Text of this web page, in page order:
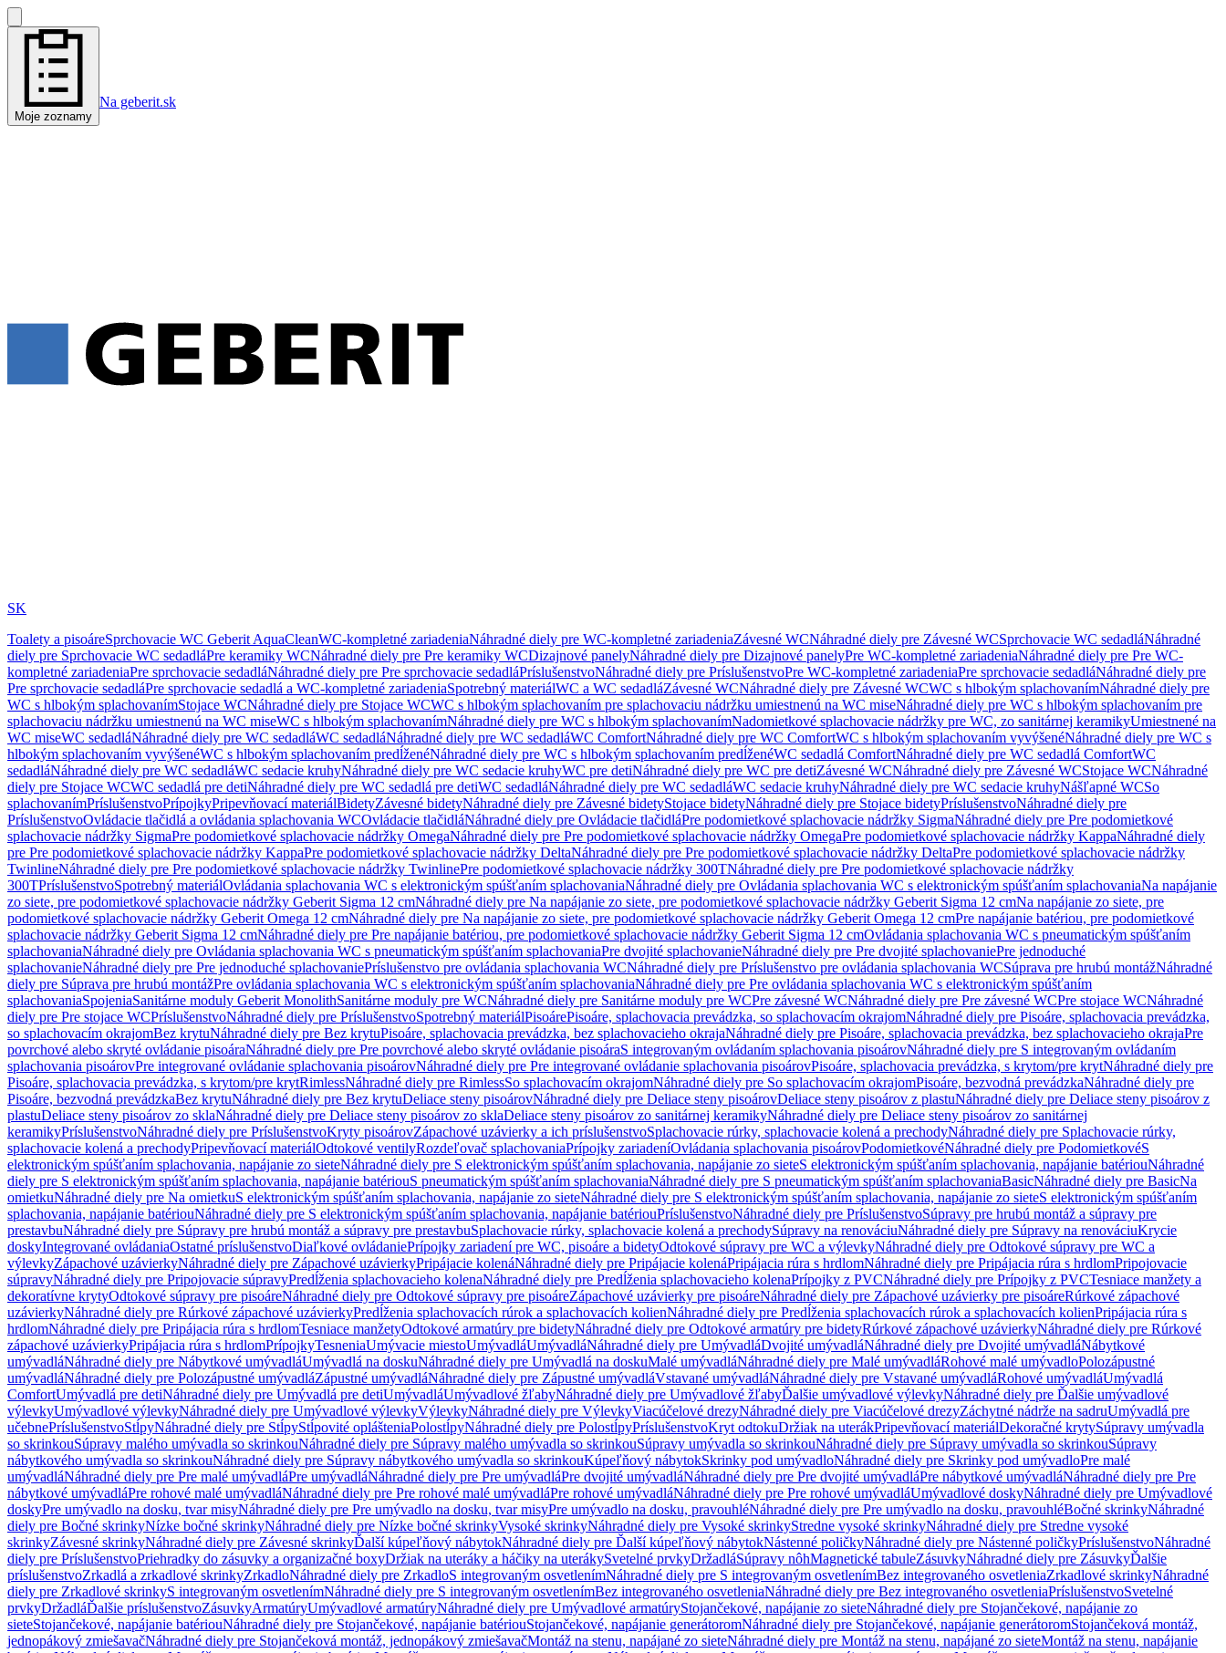
Moje zoznamy
Na geberit.sk
SK
Toalety a pisoáreSprchovacie WC Geberit AquaCleanWC-kompletné zariadeniaNáhradné diely pre WC-kompletné zariadeniaZávesné WCNáhradné diely pre Závesné WCSprchovacie WC sedadláNáhradné
diely pre Sprchovacie WC sedadláPre keramiky WCNáhradné diely pre Pre keramiky WCDizajnové panelyNáhradné diely pre Dizajnové panelyPre WC-kompletné zariadeniaNáhradné diely pre Pre WC-
kompletné zariadeniaPre sprchovacie sedadláNáhradné diely pre Pre sprchovacie sedadláPríslušenstvoNáhradné diely pre PríslušenstvoPre WC-kompletné zariadeniaPre sprchovacie sedadláNáhradné diely pre
Pre sprchovacie sedadláPre sprchovacie sedadlá a WC-kompletné zariadeniaSpotrebný materiálWC a WC sedadláZávesné WCNáhradné diely pre Závesné WCWC s hlbokým splachovanímNáhradné diely pre
WC s hlbokým splachovanímStojace WCNáhradné diely pre Stojace WCWC s hlbokým splachovaním pre splachovaciu nádržku umiestnenú na WC miseNáhradné diely pre WC s hlbokým splachovaním pre
splachovaciu nádržku umiestnenú na WC miseWC s hlbokým splachovanímNáhradné diely pre WC s hlbokým splachovanímNadomietkové splachovacie nádržky pre WC, zo sanitárnej keramikyUmiestnené na
WC miseWC sedadláNáhradné diely pre WC sedadláWC sedadláNáhradné diely pre WC sedadláWC ComfortNáhradné diely pre WC ComfortWC s hlbokým splachovaním vyvýšenéNáhradné diely pre WC s
hlbokým splachovaním vyvýšenéWC s hlbokým splachovaním predĺženéNáhradné diely pre WC s hlbokým splachovaním predĺženéWC sedadlá ComfortNáhradné diely pre WC sedadlá ComfortWC
sedadláNáhradné diely pre WC sedadláWC sedacie kruhyNáhradné diely pre WC sedacie kruhyWC pre detiNáhradné diely pre WC pre detiZávesné WCNáhradné diely pre Závesné WCStojace WCNáhradné
diely pre Stojace WCWC sedadlá pre detiNáhradné diely pre WC sedadlá pre detiWC sedadláNáhradné diely pre WC sedadláWC sedacie kruhyNáhradné diely pre WC sedacie kruhyNášľapné WCSo
splachovanímPríslušenstvoPrípojkyPripevňovací materiálBidetyZávesné bidetyNáhradné diely pre Závesné bidetyStojace bidetyNáhradné diely pre Stojace bidetyPríslušenstvoNáhradné diely pre
PríslušenstvoOvládacie tlačidlá a ovládania splachovania WCOvládacie tlačidláNáhradné diely pre Ovládacie tlačidláPre podomietkové splachovacie nádržky SigmaNáhradné diely pre Pre podomietkové
splachovacie nádržky SigmaPre podomietkové splachovacie nádržky OmegaNáhradné diely pre Pre podomietkové splachovacie nádržky OmegaPre podomietkové splachovacie nádržky KappaNáhradné diely
pre Pre podomietkové splachovacie nádržky KappaPre podomietkové splachovacie nádržky DeltaNáhradné diely pre Pre podomietkové splachovacie nádržky DeltaPre podomietkové splachovacie nádržky
TwinlineNáhradné diely pre Pre podomietkové splachovacie nádržky TwinlinePre podomietkové splachovacie nádržky 300TNáhradné diely pre Pre podomietkové splachovacie nádržky
300TPríslušenstvoSpotrebný materiálOvládania splachovania WC s elektronickým spúšťaním splachovaniaNáhradné diely pre Ovládania splachovania WC s elektronickým spúšťaním splachovaniaNa napájanie
zo siete, pre podomietkové splachovacie nádržky Geberit Sigma 12 cmNáhradné diely pre Na napájanie zo siete, pre podomietkové splachovacie nádržky Geberit Sigma 12 cmNa napájanie zo siete, pre
podomietkové splachovacie nádržky Geberit Omega 12 cmNáhradné diely pre Na napájanie zo siete, pre podomietkové splachovacie nádržky Geberit Omega 12 cmPre napájanie batériou, pre podomietkové
splachovacie nádržky Geberit Sigma 12 cmNáhradné diely pre Pre napájanie batériou, pre podomietkové splachovacie nádržky Geberit Sigma 12 cmOvládania splachovania WC s pneumatickým spúšťaním
splachovaniaNáhradné diely pre Ovládania splachovania WC s pneumatickým spúšťaním splachovaniaPre dvojité splachovanieNáhradné diely pre Pre dvojité splachovaniePre jednoduché
splachovanieNáhradné diely pre Pre jednoduché splachovaniePríslušenstvo pre ovládania splachovania WCNáhradné diely pre Príslušenstvo pre ovládania splachovania WCSúprava pre hrubú montážNáhradné
diely pre Súprava pre hrubú montážPre ovládania splachovania WC s elektronickým spúšťaním splachovaniaNáhradné diely pre Pre ovládania splachovania WC s elektronickým spúšťaním
splachovaniaSpojeniaSanitárne moduly Geberit MonolithSanitárne moduly pre WCNáhradné diely pre Sanitárne moduly pre WCPre závesné WCNáhradné diely pre Pre závesné WCPre stojace WCNáhradné
diely pre Pre stojace WCPríslušenstvoNáhradné diely pre PríslušenstvoSpotrebný materiálPisoárePisoáre, splachovacia prevádzka, so splachovacím okrajomNáhradné diely pre Pisoáre, splachovacia prevádzka,
so splachovacím okrajomBez krytuNáhradné diely pre Bez krytuPisoáre, splachovacia prevádzka, bez splachovacieho okrajaNáhradné diely pre Pisoáre, splachovacia prevádzka, bez splachovacieho okrajaPre
povrchové alebo skryté ovládanie pisoáraNáhradné diely pre Pre povrchové alebo skryté ovládanie pisoáraS integrovaným ovládaním splachovania pisoárovNáhradné diely pre S integrovaným ovládaním
splachovania pisoárovPre integrované ovládanie splachovania pisoárovNáhradné diely pre Pre integrované ovládanie splachovania pisoárovPisoáre, splachovacia prevádzka, s krytom/pre krytNáhradné diely pre
Pisoáre, splachovacia prevádzka, s krytom/pre krytRimlessNáhradné diely pre RimlessSo splachovacím okrajomNáhradné diely pre So splachovacím okrajomPisoáre, bezvodná prevádzkaNáhradné diely pre
Pisoáre, bezvodná prevádzkaBez krytuNáhradné diely pre Bez krytuDeliace steny pisoárovNáhradné diely pre Deliace steny pisoárovDeliace steny pisoárov z plastuNáhradné diely pre Deliace steny pisoárov z
plastuDeliace steny pisoárov zo sklaNáhradné diely pre Deliace steny pisoárov zo sklaDeliace steny pisoárov zo sanitárnej keramikyNáhradné diely pre Deliace steny pisoárov zo sanitárnej
keramikyPríslušenstvoNáhradné diely pre PríslušenstvoKryty pisoárovZápachové uzávierky a ich príslušenstvoSplachovacie rúrky, splachovacie kolená a prechodyNáhradné diely pre Splachovacie rúrky,
splachovacie kolená a prechodyPripevňovací materiálOdtokové ventilyRozdeľovač splachovaniaPrípojky zariadeníOvládania splachovania pisoárovPodomietkovéNáhradné diely pre PodomietkovéS
elektronickým spúšťaním splachovania, napájanie zo sieteNáhradné diely pre S elektronickým spúšťaním splachovania, napájanie zo sieteS elektronickým spúšťaním splachovania, napájanie batériouNáhradné
diely pre S elektronickým spúšťaním splachovania, napájanie batériouS pneumatickým spúšťaním splachovaniaNáhradné diely pre S pneumatickým spúšťaním splachovaniaBasicNáhradné diely pre BasicNa
omietkuNáhradné diely pre Na omietkuS elektronickým spúšťaním splachovania, napájanie zo sieteNáhradné diely pre S elektronickým spúšťaním splachovania, napájanie zo sieteS elektronickým spúšťaním
splachovania, napájanie batériouNáhradné diely pre S elektronickým spúšťaním splachovania, napájanie batériouPríslušenstvoNáhradné diely pre PríslušenstvoSúpravy pre hrubú montáž a súpravy pre
prestavbuNáhradné diely pre Súpravy pre hrubú montáž a súpravy pre prestavbuSplachovacie rúrky, splachovacie kolená a prechodySúpravy na renováciuNáhradné diely pre Súpravy na renováciuKrycie
doskyIntegrované ovládaniaOstatné príslušenstvoDiaľkové ovládaniePrípojky zariadení pre WC, pisoáre a bidetyOdtokové súpravy pre WC a výlevkyNáhradné diely pre Odtokové súpravy pre WC a
výlevkyZápachové uzávierkyNáhradné diely pre Zápachové uzávierkyPripájacie kolenáNáhradné diely pre Pripájacie kolenáPripájacia rúra s hrdlomNáhradné diely pre Pripájacia rúra s hrdlomPripojovacie
súpravyNáhradné diely pre Pripojovacie súpravyPredĺženia splachovacieho kolenaNáhradné diely pre Predĺženia splachovacieho kolenaPrípojky z PVCNáhradné diely pre Prípojky z PVCTesniace manžety a
dekoratívne krytyOdtokové súpravy pre pisoáreNáhradné diely pre Odtokové súpravy pre pisoáreZápachové uzávierky pre pisoáreNáhradné diely pre Zápachové uzávierky pre pisoáreRúrkové zápachové
uzávierkyNáhradné diely pre Rúrkové zápachové uzávierkyPredĺženia splachovacích rúrok a splachovacích kolienNáhradné diely pre Predĺženia splachovacích rúrok a splachovacích kolienPripájacia rúra s
hrdlomNáhradné diely pre Pripájacia rúra s hrdlomTesniace manžetyOdtokové armatúry pre bidetyNáhradné diely pre Odtokové armatúry pre bidetyRúrkové zápachové uzávierkyNáhradné diely pre Rúrkové
zápachové uzávierkyPripájacia rúra s hrdlomPrípojkyTesneniaUmývacie miestoUmývadláUmývadláNáhradné diely pre UmývadláDvojité umývadláNáhradné diely pre Dvojité umývadláNábytkové
umývadláNáhradné diely pre Nábytkové umývadláUmývadlá na doskuNáhradné diely pre Umývadlá na doskuMalé umývadláNáhradné diely pre Malé umývadláRohové malé umývadloPolozápustné
umývadláNáhradné diely pre Polozápustné umývadláZápustné umývadláNáhradné diely pre Zápustné umývadláVstavané umývadláNáhradné diely pre Vstavané umývadláRohové umývadláUmývadlá
ComfortUmývadlá pre detiNáhradné diely pre Umývadlá pre detiUmývadláUmývadlové žľabyNáhradné diely pre Umývadlové žľabyĎalšie umývadlové výlevkyNáhradné diely pre Ďalšie umývadlové
výlevkyUmývadlové výlevkyNáhradné diely pre Umývadlové výlevkyVýlevkyNáhradné diely pre VýlevkyViacúčelové drezyNáhradné diely pre Viacúčelové drezyZáchytné nádrže na sadruUmývadlá pre
učebnePríslušenstvoStĺpyNáhradné diely pre StĺpyStĺpovité oplášteniaPolostĺpyNáhradné diely pre PolostĺpyPríslušenstvoKryt odtokuDržiak na uterákPripevňovací materiálDekoračné krytySúpravy umývadla
so skrinkouSúpravy malého umývadla so skrinkouNáhradné diely pre Súpravy malého umývadla so skrinkouSúpravy umývadla so skrinkouNáhradné diely pre Súpravy umývadla so skrinkouSúpravy
nábytkového umývadla so skrinkouNáhradné diely pre Súpravy nábytkového umývadla so skrinkouKúpeľňový nábytokSkrinky pod umývadloNáhradné diely pre Skrinky pod umývadloPre malé
umývadláNáhradné diely pre Pre malé umývadláPre umývadláNáhradné diely pre Pre umývadláPre dvojité umývadláNáhradné diely pre Pre dvojité umývadláPre nábytkové umývadláNáhradné diely pre Pre
nábytkové umývadláPre rohové malé umývadláNáhradné diely pre Pre rohové malé umývadláPre rohové umývadláNáhradné diely pre Pre rohové umývadláUmývadlové doskyNáhradné diely pre Umývadlové
doskyPre umývadlo na dosku, tvar misyNáhradné diely pre Pre umývadlo na dosku, tvar misyPre umývadlo na dosku, pravouhléNáhradné diely pre Pre umývadlo na dosku, pravouhléBočné skrinkyNáhradné
diely pre Bočné skrinkyNízke bočné skrinkyNáhradné diely pre Nízke bočné skrinkyVysoké skrinkyNáhradné diely pre Vysoké skrinkyStredne vysoké skrinkyNáhradné diely pre Stredne vysoké
skrinkyZávesné skrinkyNáhradné diely pre Závesné skrinkyĎalší kúpeľňový nábytokNáhradné diely pre Ďalší kúpeľňový nábytokNástenné poličkyNáhradné diely pre Nástenné poličkyPríslušenstvoNáhradné
diely pre PríslušenstvoPriehradky do zásuvky a organizačné boxyDržiak na uteráky a háčiky na uterákySvetelné prvkyDržadláSúpravy nôhMagnetické tabuleZásuvkyNáhradné diely pre ZásuvkyĎalšie
príslušenstvoZrkadlá a zrkadlové skrinkyZrkadloNáhradné diely pre ZrkadloS integrovaným osvetlenímNáhradné diely pre S integrovaným osvetlenímBez integrovaného osvetleniaZrkadlové skrinkyNáhradné
diely pre Zrkadlové skrinkyS integrovaným osvetlenímNáhradné diely pre S integrovaným osvetlenímBez integrovaného osvetleniaNáhradné diely pre Bez integrovaného osvetleniaPríslušenstvoSvetelné
prvkyDržadláĎalšie príslušenstvoZásuvkyArmatúryUmývadlové armatúryNáhradné diely pre Umývadlové armatúryStojančekové, napájanie zo sieteNáhradné diely pre Stojančekové, napájanie zo
sieteStojančekové, napájanie batériouNáhradné diely pre Stojančekové, napájanie batériouStojančekové, napájanie generátoromNáhradné diely pre Stojančekové, napájanie generátoromStojančeková montáž,
jednopákový zmiešavačNáhradné diely pre Stojančeková montáž, jednopákový zmiešavačMontáž na stenu, napájané zo sieteNáhradné diely pre Montáž na stenu, napájané zo sieteMontáž na stenu, napájanie